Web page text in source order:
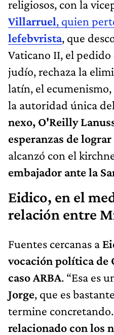
religiosos, con la
Villarruel, quien
lefebvrista, que
Vaticano II, el
judío, rechaza la
latín, el
la autoridad única
nexo, O'Reilly
esperanzas de
alcanzó con el
embajador ante la
Eidico, en el
relación entre
Fuentes cercanas a
vocación política de
caso ARBA. “Esa es
Jorge, que es
termine concretando.
relacionado con los